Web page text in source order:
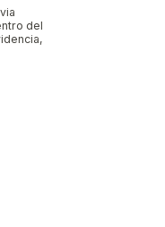
del